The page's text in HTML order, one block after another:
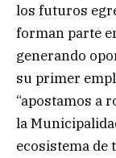
los futuros
forman parte
generando
su primer
“apostamos a
la
ecosistema de